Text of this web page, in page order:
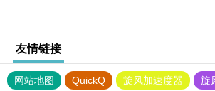
友情链接
网站地图 QuickQ 旋风加速度器
旋